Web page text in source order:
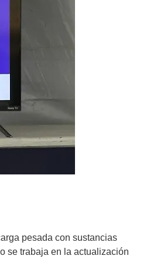
pesada con sustancias
se trabaja en la actualización